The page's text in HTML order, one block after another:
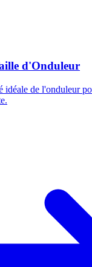
d'Onduleur
idéale de l'onduleur